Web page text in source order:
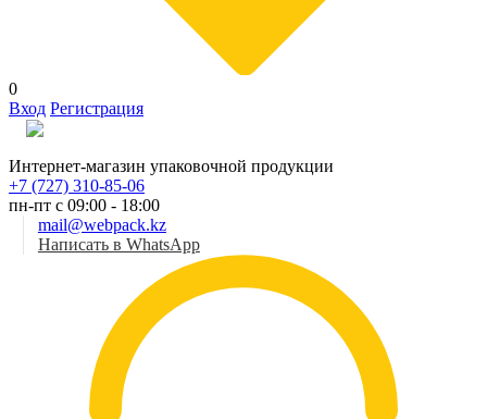
0
Вход Регистрация
Интернет-магазин упаковочной продукции
+7 (727) 310-85-06
пн-пт с 09:00 - 18:00
mail@webpack.kz
Написать в WhatsApp